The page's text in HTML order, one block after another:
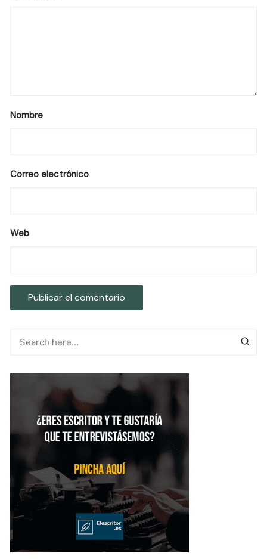
Nombre
Correo electrónico
Web